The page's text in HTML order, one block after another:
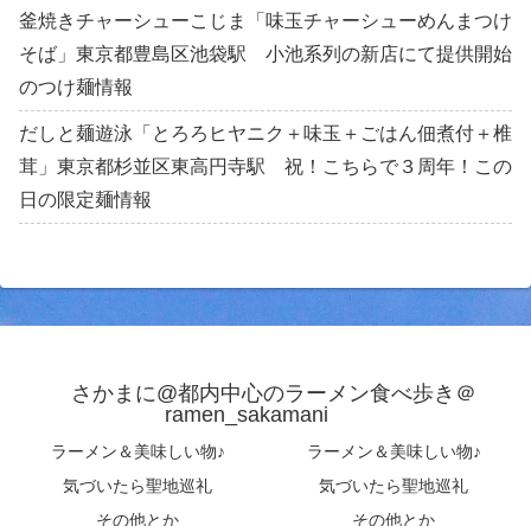
釜焼きチャーシューこじま「味玉チャーシューめんまつけ
そば」東京都豊島区池袋駅 小池系列の新店にて提供開始
のつけ麺情報
だしと麺遊泳「とろろヒヤニク＋味玉＋ごはん佃煮付＋椎
茸」東京都杉並区東高円寺駅 祝！こちらで３周年！この
日の限定麺情報
さかまに@都内中心のラーメン食べ歩き＠
ramen_sakamani
ラーメン＆美味しい物♪
ラーメン＆美味しい物♪
気づいたら聖地巡礼
気づいたら聖地巡礼
その他とか
その他とか